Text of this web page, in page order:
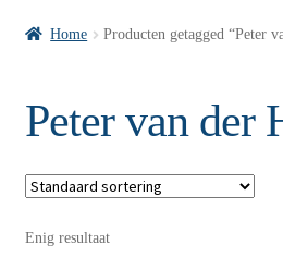
VI’s met Posters
Home Producten getagged “Peter
Peter van der
Enig resultaat